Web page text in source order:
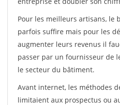
Pour les meilleurs artisans, le
parfois suffire mais pour les
augmenter leurs revenus il
passer par un fournisseur de
le secteur du bâtiment.
Avant internet, les méthodes
limitaient aux prospectus ou